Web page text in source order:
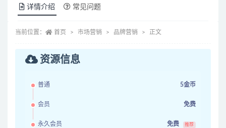
详情介绍 常见问题
当前位置： 首页 市场营销 品牌营销 正文
资源信息
普通 5金币
会员 免费
永久会员 免费 推荐